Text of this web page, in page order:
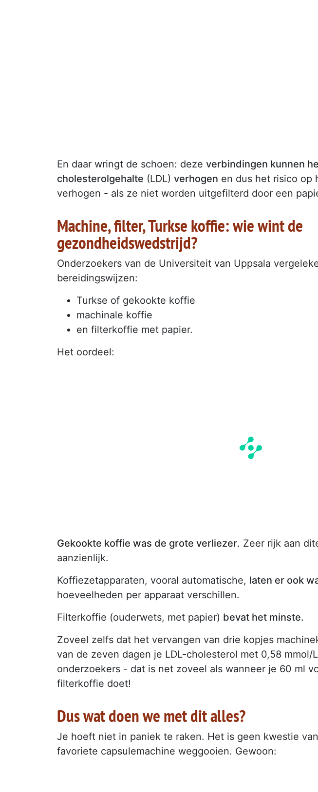
En daar wringt de schoen: deze verbindingen kunnen
cholesterolgehalte (LDL) verhogen en dus het risico op
verhogen - als ze niet worden uitgefilterd door een
Machine, filter, Turkse koffie: wie wint de
gezondheidswedstrijd?
Onderzoekers van de Universiteit van Uppsala
bereidingswijzen:
Turkse of gekookte koffie
machinale koffie
en filterkoffie met papier.
Het oordeel:
Gekookte koffie was de grote verliezer. Zeer rijk aan
aanzienlijk.
Koffiezetapparaten, vooral automatische, laten er ook
hoeveelheden per apparaat verschillen.
Filterkoffie (ouderwets, met papier) bevat het minste.
Zoveel zelfs dat het vervangen van drie kopjes
van de zeven dagen je LDL-cholesterol met 0,58 mmol/
onderzoekers - dat is net zoveel als wanneer je 60 ml
filterkoffie doet!
Dus wat doen we met dit alles?
Je hoeft niet in paniek te raken. Het is geen kwestie
favoriete capsulemachine weggooien. Gewoon: